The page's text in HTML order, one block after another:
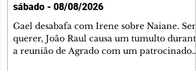
sábado - 08/08/2026
Gael desabafa com Irene sobre Naiane. Sem
querer, João Raul causa um tumulto durante
a reunião de Agrado com um patrocinador.